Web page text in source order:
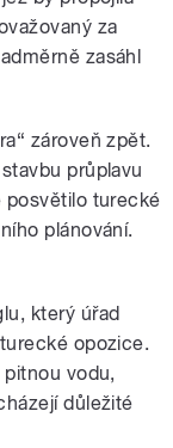
za
zasáhl
zároveň zpět.
průplavu
posvětilo turecké
plánování.
který úřad
opozice.
vodu,
důležité